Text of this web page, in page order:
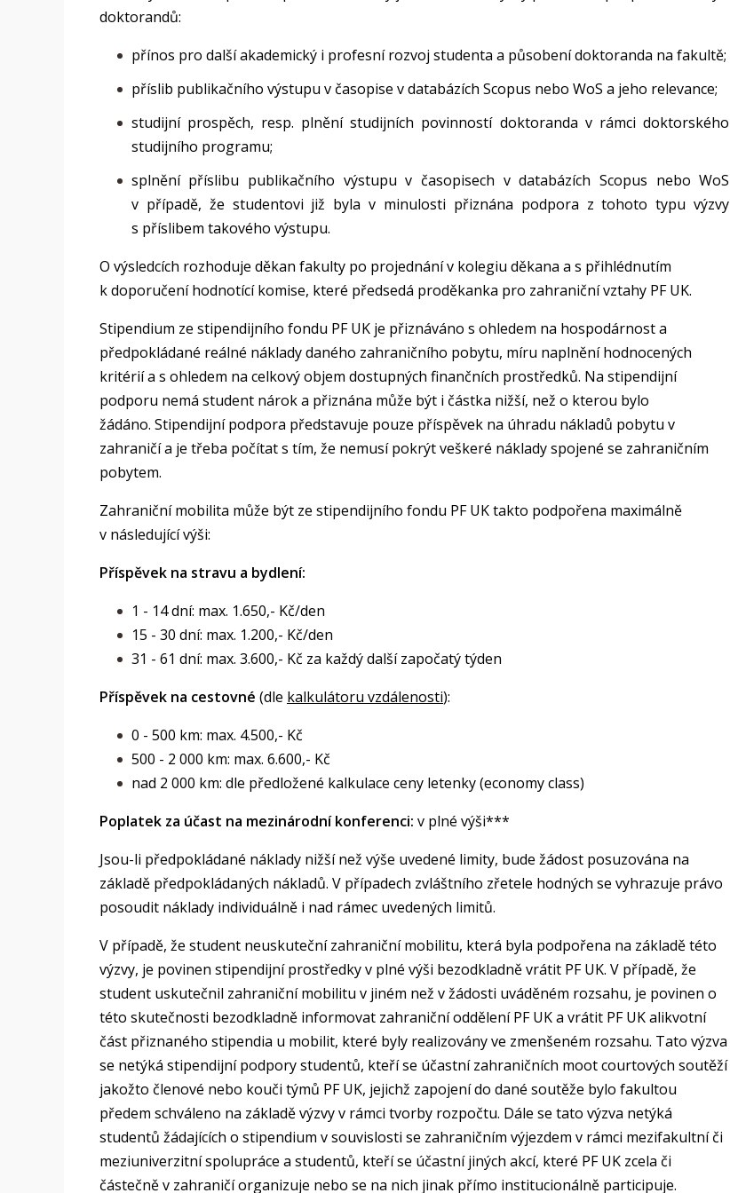
doktorandů:
přínos pro další akademický i profesní rozvoj studenta a působení doktoranda na fakultě;
příslib publikačního výstupu v časopise v databázích Scopus nebo WoS a jeho relevance;
studijní prospěch, resp. plnění studijních povinností doktoranda v rámci doktorského
studijního programu;
splnění příslibu publikačního výstupu v časopisech v databázích Scopus nebo WoS
v případě, že studentovi již byla v minulosti přiznána podpora z tohoto typu výzvy
s příslibem takového výstupu.
O výsledcích rozhoduje děkan fakulty po projednání v kolegiu děkana a s přihlédnutím
k doporučení hodnotící komise, které předsedá proděkanka pro zahraniční vztahy PF UK.
Stipendium ze stipendijního fondu PF UK je přiznáváno s ohledem na hospodárnost a
předpokládané reálné náklady daného zahraničního pobytu, míru naplnění hodnocených
kritérií a s ohledem na celkový objem dostupných finančních prostředků. Na stipendijní
podporu nemá student nárok a přiznána může být i částka nižší, než o kterou bylo
žádáno. Stipendijní podpora představuje pouze příspěvek na úhradu nákladů pobytu v
zahraničí a je třeba počítat s tím, že nemusí pokrýt veškeré náklady spojené se zahraničním
pobytem.
Zahraniční mobilita může být ze stipendijního fondu PF UK takto podpořena maximálně
v následující výši:
Příspěvek na stravu a bydlení:
1 - 14 dní: max. 1.650,- Kč/den
15 - 30 dní: max. 1.200,- Kč/den
31 - 61 dní: max. 3.600,- Kč za každý další započatý týden
Příspěvek na cestovné (dle kalkulátoru vzdálenosti):
0 - 500 km: max. 4.500,- Kč
500 - 2 000 km: max. 6.600,- Kč
nad 2 000 km: dle předložené kalkulace ceny letenky (economy class)
Poplatek za účast na mezinárodní konferenci: v plné výši***
Jsou-li předpokládané náklady nižší než výše uvedené limity, bude žádost posuzována na
základě předpokládaných nákladů. V případech zvláštního zřetele hodných se vyhrazuje právo
posoudit náklady individuálně i nad rámec uvedených limitů.
V případě, že student neuskuteční zahraniční mobilitu, která byla podpořena na základě této
výzvy, je povinen stipendijní prostředky v plné výši bezodkladně vrátit PF UK. V případě, že
student uskutečnil zahraniční mobilitu v jiném než v žádosti uváděném rozsahu, je povinen o
této skutečnosti bezodkladně informovat zahraniční oddělení PF UK a vrátit PF UK alikvotní
část přiznaného stipendia u mobilit, které byly realizovány ve zmenšeném rozsahu. Tato výzva
se netýká stipendijní podpory studentů, kteří se účastní zahraničních moot courtových soutěží
jakožto členové nebo kouči týmů PF UK, jejichž zapojení do dané soutěže bylo fakultou
předem schváleno na základě výzvy v rámci tvorby rozpočtu. Dále se tato výzva netýká
studentů žádajících o stipendium v souvislosti se zahraničním výjezdem v rámci mezifakultní či
meziuniverzitní spolupráce a studentů, kteří se účastní jiných akcí, které PF UK zcela či
částečně v zahraničí organizuje nebo se na nich jinak přímo institucionálně participuje.